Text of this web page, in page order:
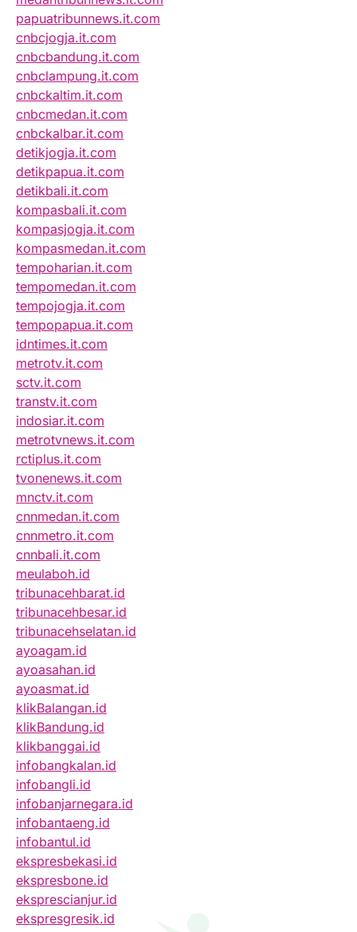
papuatribunnews.it.com
cnbcjogja.it.com
cnbcbandung.it.com
cnbclampung.it.com
cnbckaltim.it.com
cnbcmedan.it.com
cnbckalbar.it.com
detikjogja.it.com
detikpapua.it.com
detikbali.it.com
kompasbali.it.com
kompasjogja.it.com
kompasmedan.it.com
tempoharian.it.com
tempomedan.it.com
tempojogja.it.com
tempopapua.it.com
idntimes.it.com
metrotv.it.com
sctv.it.com
transtv.it.com
indosiar.it.com
metrotvnews.it.com
rctiplus.it.com
tvonenews.it.com
mnctv.it.com
cnnmedan.it.com
cnnmetro.it.com
cnnbali.it.com
meulaboh.id
tribunacehbarat.id
tribunacehbesar.id
tribunacehselatan.id
ayoagam.id
ayoasahan.id
ayoasmat.id
klikBalangan.id
klikBandung.id
klikbanggai.id
infobangkalan.id
infobangli.id
infobanjarnegara.id
infobantaeng.id
infobantul.id
ekspresbekasi.id
ekspresbone.id
eksprescianjur.id
ekspresgresik.id